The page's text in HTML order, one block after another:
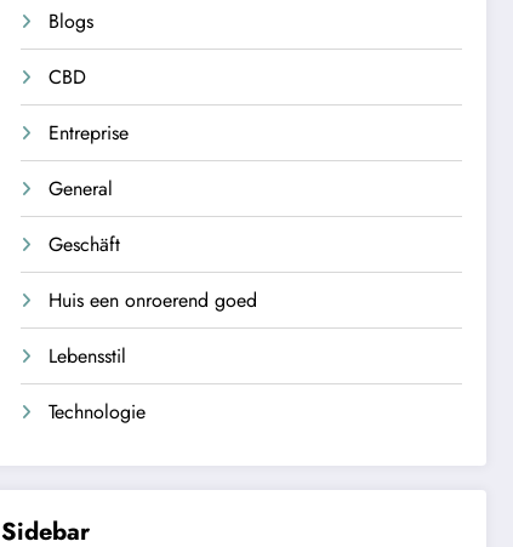
Blogs
CBD
Entreprise
General
Geschäft
Huis een onroerend goed
Lebensstil
Technologie
Sidebar